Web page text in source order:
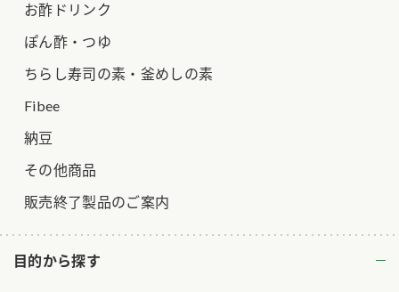
お酢ドリンク
ぽん酢・つゆ
ちらし寿司の素・釜めしの素
Fibee
納豆
その他商品
販売終了製品のご案内
目的から探す